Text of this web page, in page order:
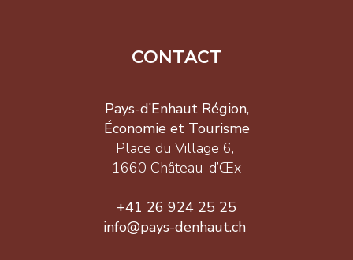
CONTACT
Pays-d’Enhaut Région,
Économie et Tourisme
Place du Village 6,
1660 Château-d’Œx
+41 26 924 25 25
info@pays-denhaut.ch